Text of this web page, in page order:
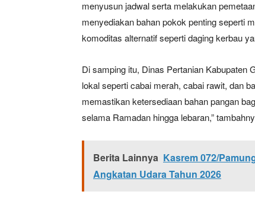
menyusun jadwal serta melakukan
menyediakan bahan pokok penting seperti
komoditas alternatif seperti daging kerbau
Di samping itu, Dinas Pertanian Kabupaten
lokal seperti cabai merah, cabai rawit, dan
memastikan ketersediaan bahan pangan
selama Ramadan hingga lebaran,”
Berita Lainnya Kasrem 072/
Angkatan Udara Tahun 2026